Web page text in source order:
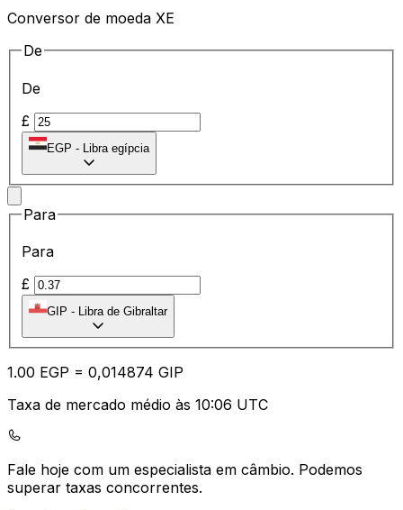
Conversor de moeda XE
De
De
£
EGP - Libra egípcia
Para
Para
£
GIP - Libra de Gibraltar
1.00 EGP = 0,014874 GIP
Taxa de mercado médio às 10:06 UTC
Fale hoje com um especialista em câmbio. Podemos
superar taxas concorrentes.